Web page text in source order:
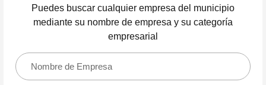
Puedes buscar cualquier empresa del municipio
mediante su nombre de empresa y su categoría
empresarial